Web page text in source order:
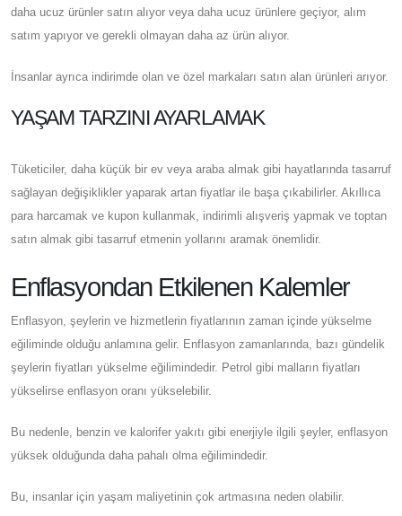
daha ucuz ürünler satın alıyor veya daha ucuz ürünlere geçiyor, alım
satım yapıyor ve gerekli olmayan daha az ürün alıyor.
İnsanlar ayrıca indirimde olan ve özel markaları satın alan ürünleri arıyor.
YAŞAM TARZINI AYARLAMAK
Tüketiciler, daha küçük bir ev veya araba almak gibi hayatlarında tasarruf
sağlayan değişiklikler yaparak artan fiyatlar ile başa çıkabilirler. Akıllıca
para harcamak ve kupon kullanmak, indirimli alışveriş yapmak ve toptan
satın almak gibi tasarruf etmenin yollarını aramak önemlidir.
Enflasyondan Etkilenen Kalemler
Enflasyon, şeylerin ve hizmetlerin fiyatlarının zaman içinde yükselme
eğiliminde olduğu anlamına gelir. Enflasyon zamanlarında, bazı gündelik
şeylerin fiyatları yükselme eğilimindedir. Petrol gibi malların fiyatları
yükselirse enflasyon oranı yükselebilir.
Bu nedenle, benzin ve kalorifer yakıtı gibi enerjiyle ilgili şeyler, enflasyon
yüksek olduğunda daha pahalı olma eğilimindedir.
Bu, insanlar için yaşam maliyetinin çok artmasına neden olabilir.